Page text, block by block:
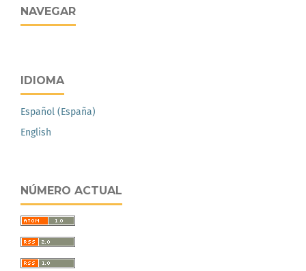
NAVEGAR
IDIOMA
Español (España)
English
NÚMERO ACTUAL